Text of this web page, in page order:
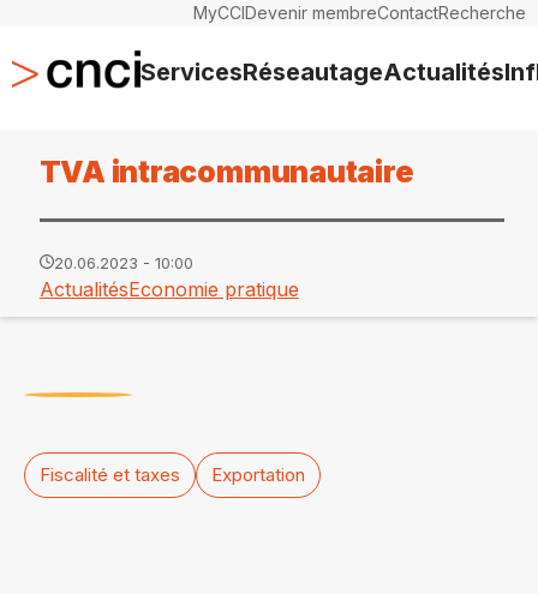
MyCCIDevenir membreContactRecherche
ServicesRéseautageActualités
TVA intracommunautaire
20.06.2023 - 10:00
ActualitésEconomie pratique
Fiscalité et taxes Exportation